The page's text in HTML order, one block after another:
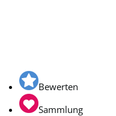
Bewerten
Sammlung